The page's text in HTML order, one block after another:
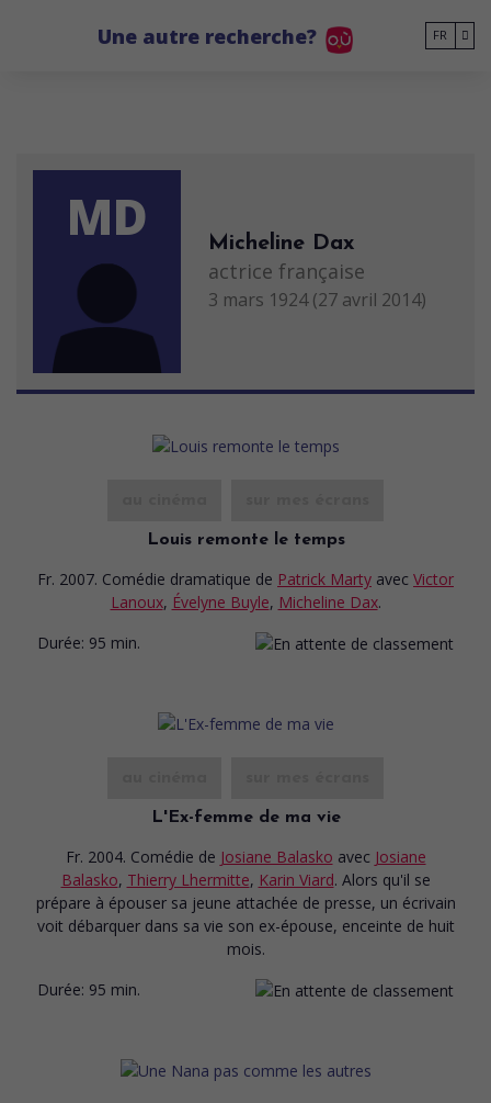
Une autre recherche? FR
MD Micheline Dax
actrice française
3 mars 1924 (27 avril 2014)
Louis remonte le temps
Fr. 2007. Comédie dramatique de Patrick Marty avec Victor
Lanoux, Évelyne Buyle, Micheline Dax.
Durée: 95 min.
L'Ex-femme de ma vie
Fr. 2004. Comédie de Josiane Balasko avec Josiane
Balasko, Thierry Lhermitte, Karin Viard. Alors qu'il se
prépare à épouser sa jeune attachée de presse, un écrivain
voit débarquer dans sa vie son ex-épouse, enceinte de huit
mois.
Durée: 95 min.